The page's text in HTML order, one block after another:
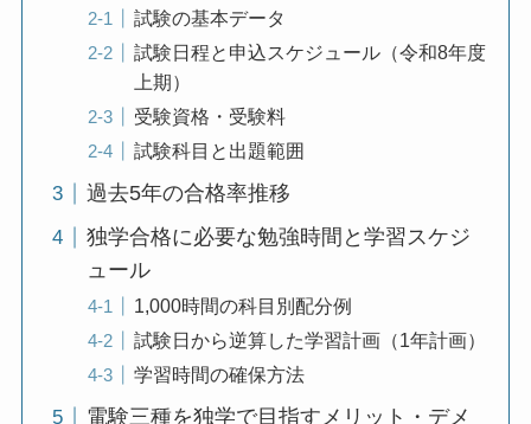
試験の基本データ
試験日程と申込スケジュール（令和8年度
上期）
受験資格・受験料
試験科目と出題範囲
過去5年の合格率推移
独学合格に必要な勉強時間と学習スケジ
ュール
1,000時間の科目別配分例
試験日から逆算した学習計画（1年計画）
学習時間の確保方法
電験三種を独学で目指すメリット・デメ